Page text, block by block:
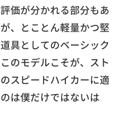
価が分かれる部分もあ
、とことん軽量かつ堅
具としてのベーシック
のモデルこそが、スト
スピードハイカーに適
は僕だけではないは